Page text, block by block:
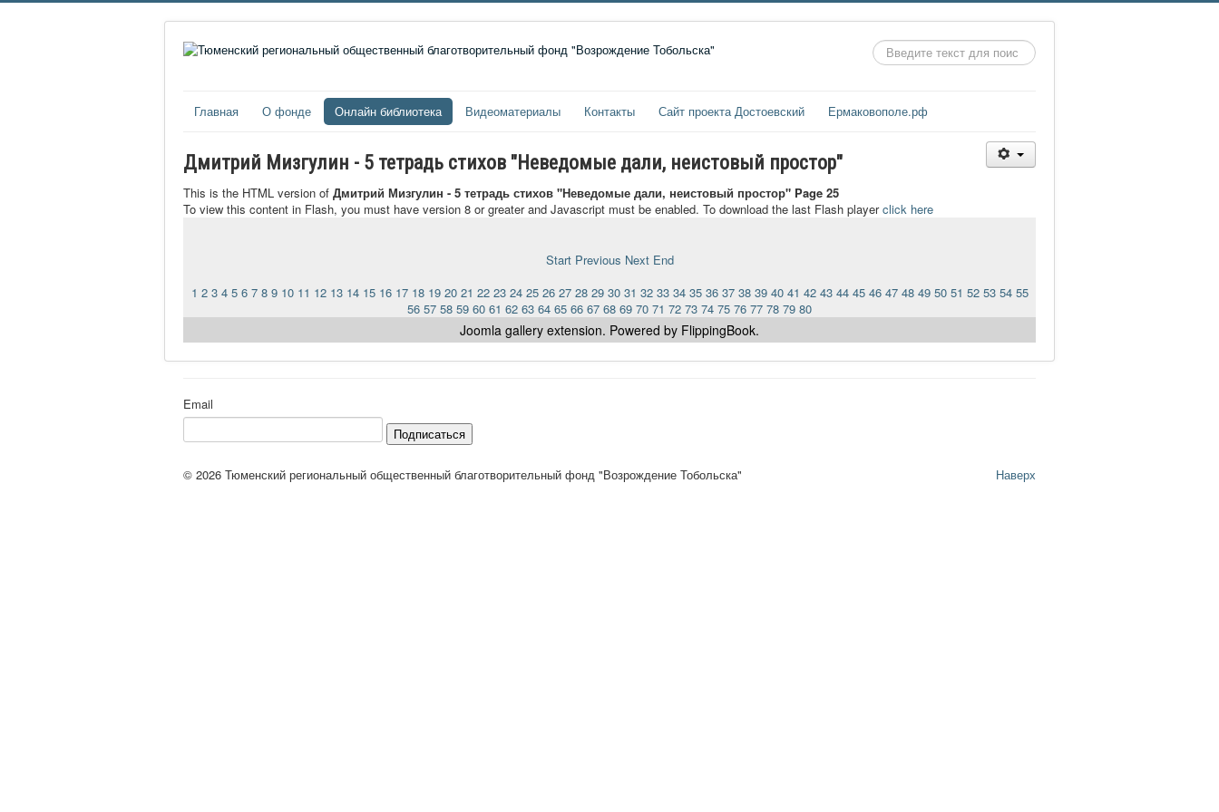
Искать...
Главная О фонде Онлайн библиотека Видеоматериалы Контакты Сайт проекта Достоевский Ермаковополе.рф
Дмитрий Мизгулин - 5 тетрадь стихов "Неведомые дали, неистовый простор"
This is the HTML version of Дмитрий Мизгулин - 5 тетрадь стихов "Неведомые дали, неистовый простор" Page 25
To view this content in Flash, you must have version 8 or greater and Javascript must be enabled. To download the last Flash playerclick here
Start Previous Next End
1 2 3 4 5 6 7 8 9 10 11 12 13 14 15 16 17 18 19 20 21 22 23 24 25 26 27 28 29 30 31 32 33 34 35 36 37 38 39 40 41 42 43 44 45 46 47 48 49 50 51 52 53 54 55
56 57 58 59 60 61 62 63 64 65 66 67 68 69 70 71 72 73 74 75 76 77 78 79 80
Joomla gallery extension. Powered by FlippingBook.
Email
Подписаться
Наверх
© 2026 Тюменский региональный общественный благотворительный фонд "Возрождение Тобольска"